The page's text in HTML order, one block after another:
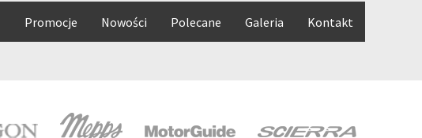
Promocje Nowości Polecane Galeria Kontakt